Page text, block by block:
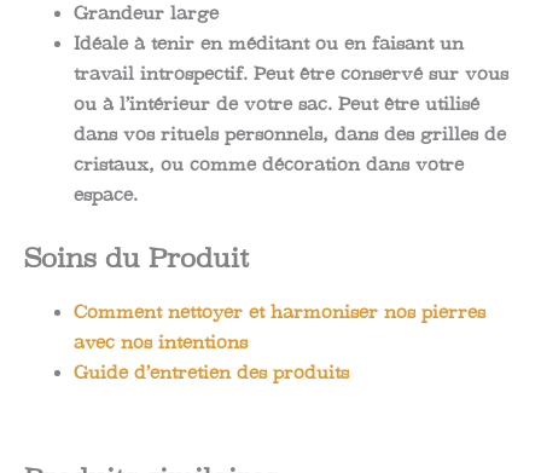
Grandeur large
Idéale à tenir en méditant ou en faisant un
travail introspectif. Peut être conservé sur vous
ou à l’intérieur de votre sac. Peut être utilisé
dans vos rituels personnels, dans des grilles de
cristaux, ou comme décoration dans votre
espace.
Soins du Produit
Comment nettoyer et harmoniser nos pierres
avec nos intentions
Guide d’entretien des produits